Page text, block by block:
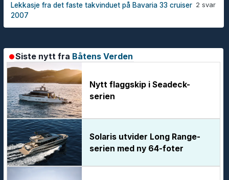
2 svar
Lekkasje fra det faste takvinduet på Bavaria 33 cruiser
2007
Siste nytt fra Båtens Verden
Nytt flaggskip i Seadeck-
serien
Solaris utvider Long Range-
serien med ny 64-foter